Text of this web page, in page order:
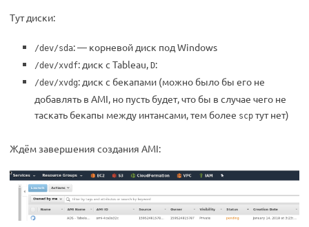
Тут диски:
/dev/sda: — корневой диск под Windows
/dev/xvdf: диск с Tableau, D:
/dev/xvdg: диск с бекапами (можно было бы его не
добавлять в AMI, но пусть будет, что бы в случае чего не
таскать бекапы между интансами, тем более scp тут нет)
Ждём завершения создания AMI: